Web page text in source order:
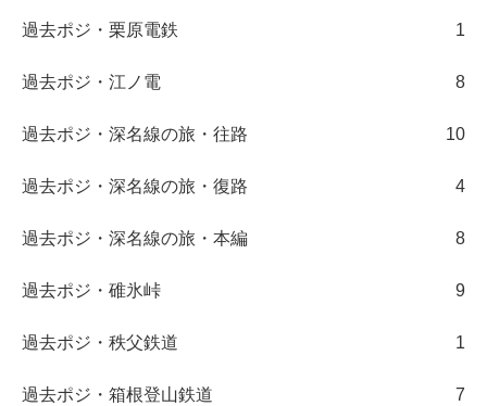
過去ポジ・栗原電鉄 1
過去ポジ・江ノ電 8
過去ポジ・深名線の旅・往路 10
過去ポジ・深名線の旅・復路 4
過去ポジ・深名線の旅・本編 8
過去ポジ・碓氷峠 9
過去ポジ・秩父鉄道 1
過去ポジ・箱根登山鉄道 7